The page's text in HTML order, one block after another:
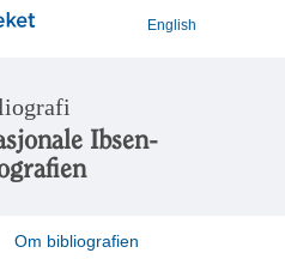
English
Ibsen-
Om bibliografien